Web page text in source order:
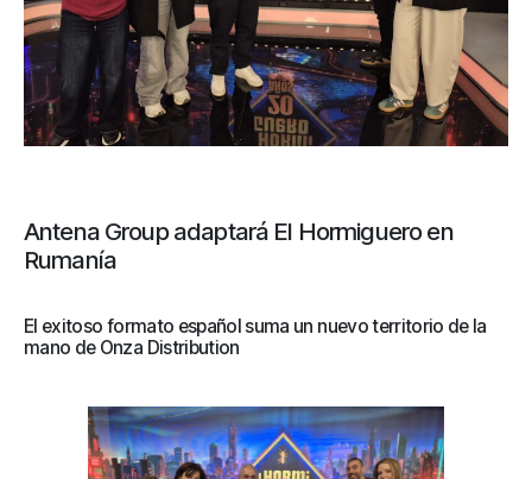
Antena Group adaptará El Hormiguero en
Rumanía
El exitoso formato español suma un nuevo territorio de la
mano de Onza Distribution